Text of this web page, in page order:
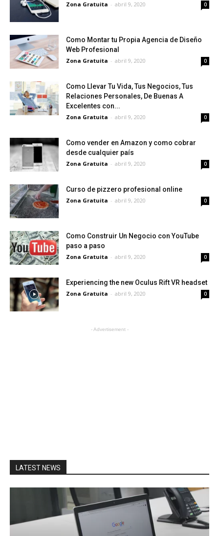
Zona Gratuita - abril 9, 2020 0
Como Montar tu Propia Agencia de Diseño
Web Profesional
Zona Gratuita - abril 9, 2020 0
Como Llevar Tu Vida, Tus Negocios, Tus
Relaciones Personales, De Buenas A
Excelentes con...
Zona Gratuita - abril 9, 2020 0
Como vender en Amazon y como cobrar
desde cualquier país
Zona Gratuita - abril 9, 2020 0
Curso de pizzero profesional online
Zona Gratuita - abril 9, 2020 0
Como Construir Un Negocio con YouTube
paso a paso
Zona Gratuita - abril 9, 2020 0
Experiencing the new Oculus Rift VR headset
Zona Gratuita - abril 9, 2020 0
- Advertisement -
LATEST NEWS